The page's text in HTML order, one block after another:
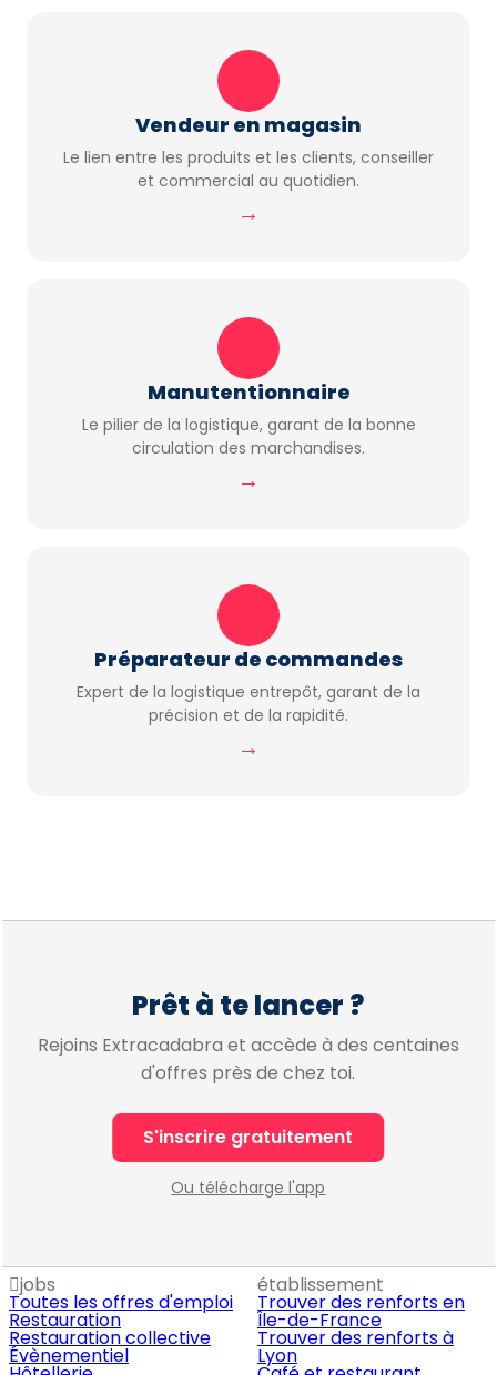
Vendeur en magasin
Le lien entre les produits et les clients, conseiller
et commercial au quotidien.
→
Manutentionnaire
Le pilier de la logistique, garant de la bonne
circulation des marchandises.
→
Préparateur de commandes
Expert de la logistique entrepôt, garant de la
précision et de la rapidité.
→
Prêt à te lancer ?
Rejoins Extracadabra et accède à des centaines
d'offres près de chez toi.
S'inscrire gratuitement
Ou télécharge l'app
jobs
Toutes les offres d'emploi
Restauration
Restauration collective
Évènementiel
établissement
Trouver des renforts en
Île-de-France
Trouver des renforts à
Lyon